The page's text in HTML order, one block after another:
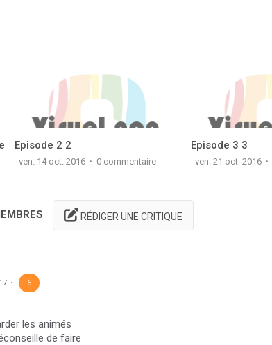
Episode 2 2
ven. 14 oct. 2016 0 commentaire
Episode 3 3
ven. 21 oct. 2016
RÉDIGER UNE CRITIQUE
6
les animés
de faire